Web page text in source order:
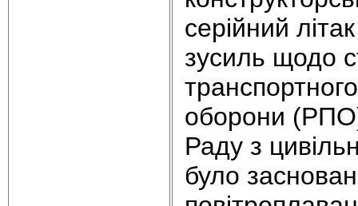
серійний
зусиль щодо
оборони
Раду з
було